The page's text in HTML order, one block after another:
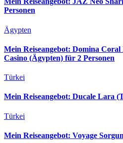
Personen
Ägypten
Mein Reiseangebot: Domina
Casino (Ägypten) für 2 Personen
Türkei
Mein Reiseangebot: Ducale Lara
Türkei
Mein Reiseangebot: Voyage